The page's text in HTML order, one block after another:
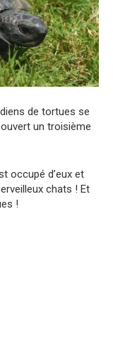
de tortues se
un troisième
occupé d’eux et
chats ! Et
!